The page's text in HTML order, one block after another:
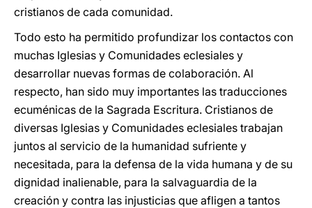
cristianos de cada comunidad.
Todo esto ha permitido profundizar los contactos con
muchas Iglesias y Comunidades eclesiales y
desarrollar nuevas formas de colaboración. Al
respecto, han sido muy importantes las traducciones
ecuménicas de la Sagrada Escritura. Cristianos de
diversas Iglesias y Comunidades eclesiales trabajan
juntos al servicio de la humanidad sufriente y
necesitada, para la defensa de la vida humana y de su
dignidad inalienable, para la salvaguardia de la
creación y contra las injusticias que afligen a tantos